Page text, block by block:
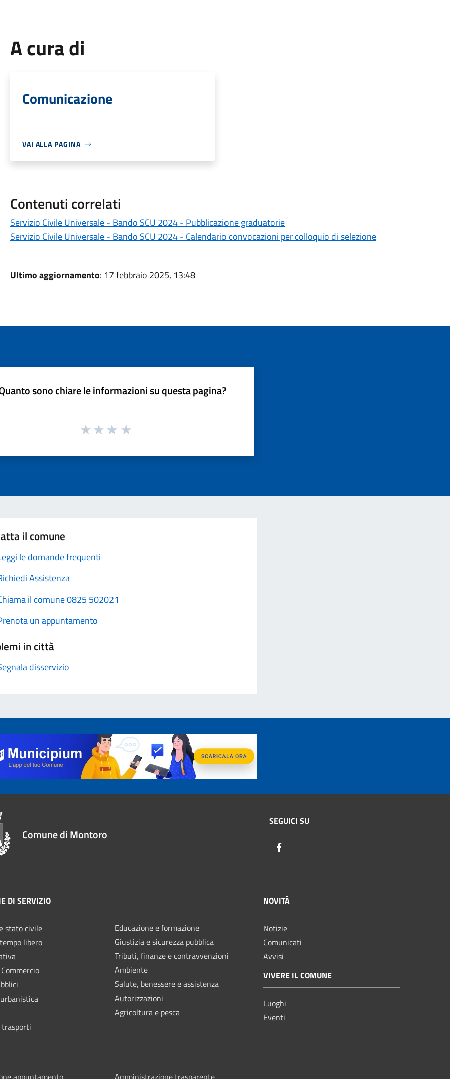
A cura di
Comunicazione
VAI ALLA PAGINA
Contenuti correlati
Servizio Civile Universale - Bando SCU 2024 - Pubblicazione graduatorie
Servizio Civile Universale - Bando SCU 2024 - Calendario convocazioni per colloquio di selezione
Ultimo aggiornamento: 17 febbraio 2025, 13:48
sono chiare le informazioni su questa pagina?
il comune
le domande frequenti
Assistenza
il comune 0825 502021
un appuntamento
in città
disservizio
Comune di Montoro
SEGUICI SU
DI SERVIZIO
stato civile
libero
Educazione e formazione
Giustizia e sicurezza pubblica
Tributi, finanze e contravvenzioni
Ambiente
Salute, benessere e assistenza
Autorizzazioni
Agricoltura e pesca
NOVITÀ
Notizie
Comunicati
Avvisi
VIVERE IL COMUNE
Luoghi
Eventi